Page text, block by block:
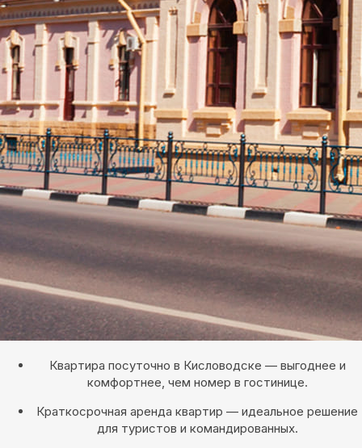
Квартира посуточно в Кисловодске — выгоднее и
комфортнее, чем номер в гостинице.
Краткосрочная аренда квартир — идеальное решение
для туристов и командированных.